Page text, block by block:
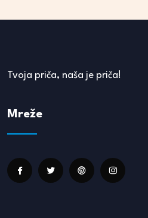
Tvoja priča, naša je priča!
Mreže